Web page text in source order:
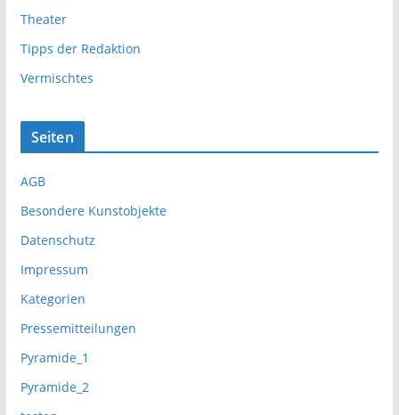
Theater
Tipps der Redaktion
Vermischtes
Seiten
AGB
Besondere Kunstobjekte
Datenschutz
Impressum
Kategorien
Pressemitteilungen
Pyramide_1
Pyramide_2